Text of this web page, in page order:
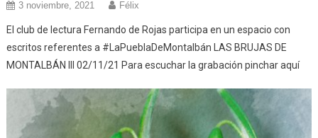
3 noviembre, 2021 Félix
El club de lectura Fernando de Rojas participa en un espacio con
escritos referentes a #LaPueblaDeMontalbán LAS BRUJAS DE
MONTALBÁN III 02/11/21 Para escuchar la grabación pinchar aquí